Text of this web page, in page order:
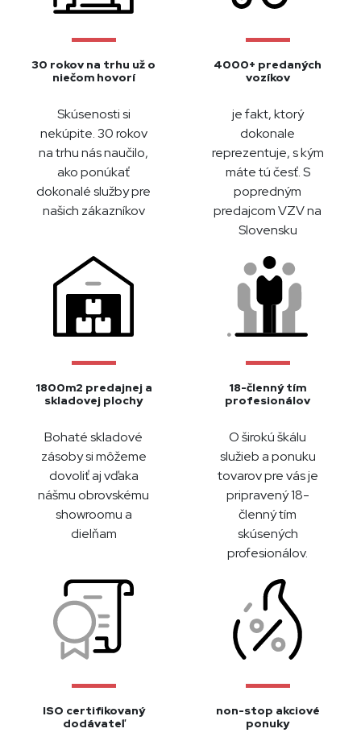
30 rokov na trhu už o
niečom hovorí
Skúsenosti si
nekúpite. 30 rokov
na trhu nás naučilo,
ako ponúkať
dokonalé služby pre
našich zákazníkov
4000+ predaných
vozíkov
je fakt, ktorý
dokonale
reprezentuje, s kým
máte tú česť. S
popredným
predajcom VZV na
Slovensku
1800m2 predajnej a
skladovej plochy
Bohaté skladové
zásoby si môžeme
dovoliť aj vďaka
nášmu obrovskému
showroomu a
dielňam
18-členný tím
profesionálov
O širokú škálu
služieb a ponuku
tovarov pre vás je
pripravený 18-
členný tím
skúsených
profesionálov.
ISO certifikovaný
dodávateľ
non-stop akciové
ponuky